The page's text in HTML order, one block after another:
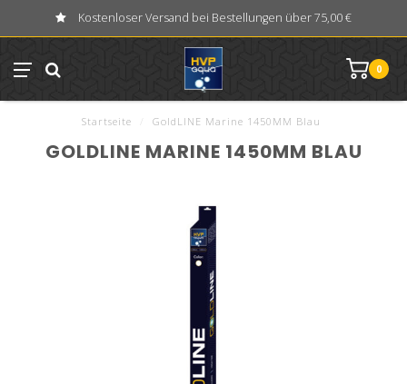
Kostenloser Versand bei Bestellungen über 75,00 €
0
Startseite GoldLINE Marine 1450MM Blau
GOLDLINE MARINE 1450MM BLAU